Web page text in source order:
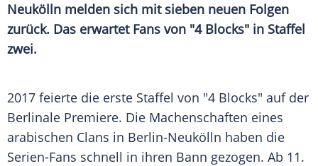
Neukölln melden sich mit sieben neuen Folgen
zurück. Das erwartet Fans von "4 Blocks" in Staffel
zwei.
2017 feierte die erste Staffel von "4 Blocks" auf der
Berlinale Premiere. Die Machenschaften eines
arabischen Clans in Berlin-Neukölln haben die
Serien-Fans schnell in ihren Bann gezogen. Ab 11.